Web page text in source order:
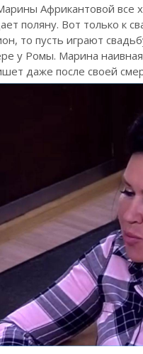
Африкантовой все
поляну. Вот только к
то пусть играют
у Ромы. Марина
даже после своей